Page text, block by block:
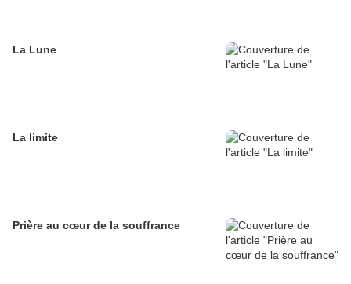
La Lune
La limite
Prière au cœur de la souffrance